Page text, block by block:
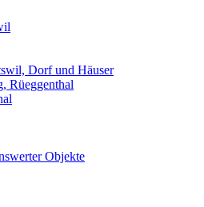
Dorf und Häuser
Rüeggenthal
Objekte